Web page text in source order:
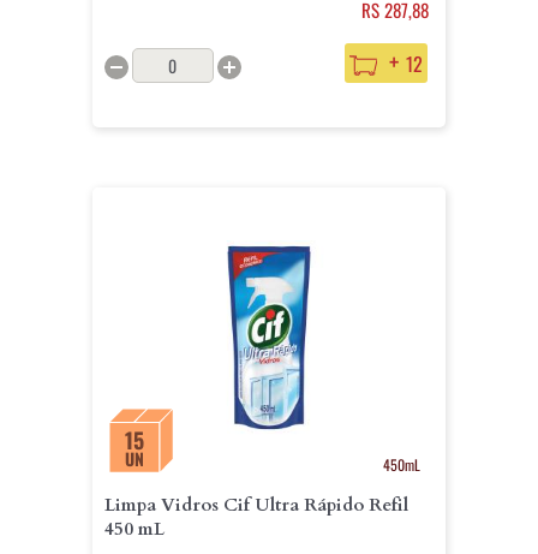
RS 287,88
+ 12
15
UN 450mL
Limpa Vidros Cif Ultra Rápido Refil
450 mL